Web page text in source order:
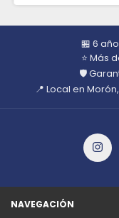
🏪 6
⭐ Más
🛡️
📍 Local en
NAVEGACIÓN